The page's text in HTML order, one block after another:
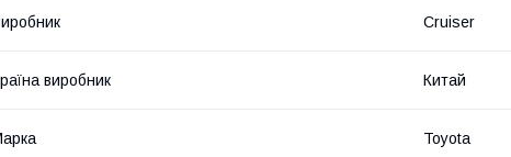
Cruiser
виробник Китай
Toyota